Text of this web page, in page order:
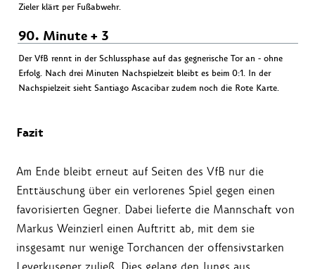
Zieler klärt per Fußabwehr.
90. Minute + 3
Der VfB rennt in der Schlussphase auf das gegnerische Tor an - ohne
Erfolg. Nach drei Minuten Nachspielzeit bleibt es beim 0:1. In der
Nachspielzeit sieht Santiago Ascacibar zudem noch die Rote Karte.
Fazit
Am Ende bleibt erneut auf Seiten des VfB nur die
Enttäuschung über ein verlorenes Spiel gegen einen
favorisierten Gegner. Dabei lieferte die Mannschaft von
Markus Weinzierl einen Auftritt ab, mit dem sie
insgesamt nur wenige Torchancen der offensivstarken